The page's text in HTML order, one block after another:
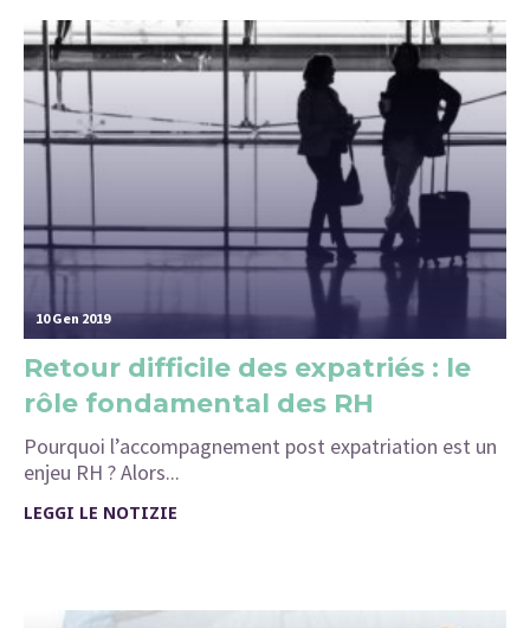
10 Gen 2019
Retour difficile des expatriés : le
rôle fondamental des RH
Pourquoi l’accompagnement post expatriation est un
enjeu RH ? Alors...
LEGGI LE NOTIZIE